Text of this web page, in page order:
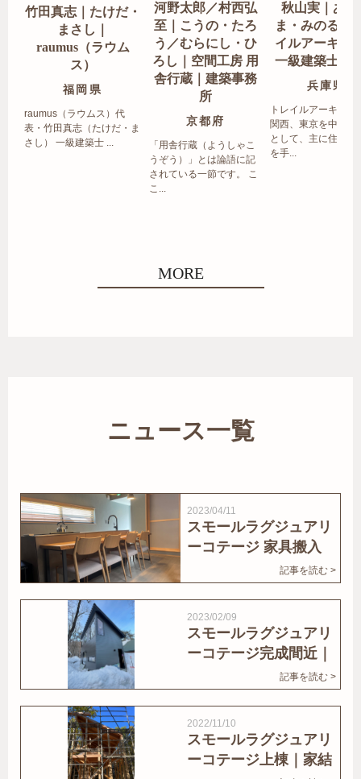
竹田真志｜たけだ・
まさし｜
raumus（ラウム
ス）
福岡県
raumus（ラウムス）代
表・竹田真志（たけだ・ま
さし） 一級建築士 ...
河野太郎／村西弘
至｜こうの・たろ
う／むらにし・ひ
ろし｜空間工房 用
舎行蔵｜建築事務
所
京都府
「用舎行蔵（ようしゃこ
うぞう）」とは論語に記
されている一節です。 こ
こ...
秋山実｜あき
ま・みのる｜
イルアーキテ
一級建築士事
兵庫県
トレイルアーキテク
関西、東京を中心エ
として、主に住宅の
を手...
MORE
ニュース一覧
2023/04/11
スモールラグジュアリ
ーコテージ 家具搬入
記事を読む >
2023/02/09
スモールラグジュアリ
ーコテージ完成間近｜
記事を読む >
2022/11/10
スモールラグジュアリ
ーコテージ上棟｜家結